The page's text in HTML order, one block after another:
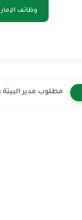
وظائف
مطلوب مدير